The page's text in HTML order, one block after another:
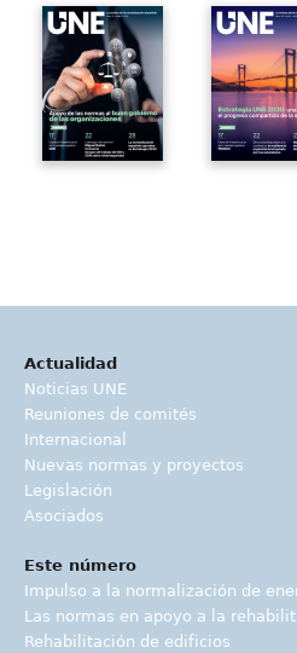
Actualidad
Noticias UNE
Reuniones de comités
Internacional
Nuevas normas y proyectos
Legislación
Asociados
Este número
Impulso a la normalización de
Las normas en apoyo a la
Rehabilitación de edificios